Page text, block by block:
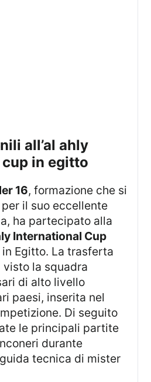
in egitto
16, formazione che si
il suo eccellente
ha partecipato alla
International Cup
Egitto. La trasferta
visto la squadra
di alto livello
paesi, inserita nel
Di seguito
le principali partite
durante
tecnica di mister